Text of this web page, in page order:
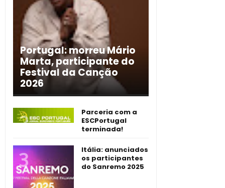
Portugal: morreu Mário
Marta, participante do
Festival da Canção
2026
Parceria com a
ESCPortugal
terminada!
Itália: anunciados
os participantes
do Sanremo 2025